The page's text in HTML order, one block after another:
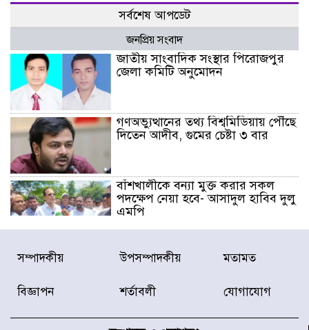
সর্বশেষ আপডেট
জনপ্রিয় সংবাদ
জাতীয় সাংবাদিক সংস্থার পিরোজপুর
জেলা কমিটি অনুমোদন
গণঅভ্যুত্থানের তথ্য বিশ্বমিডিয়ায় পৌঁছে
দিতেন আদীব, গুমের চেষ্টা ৩ বার
বাঁশখালীকে বন্যা মুক্ত করার সকল
পদক্ষেপ নেয়া হবে- আসাদুল হাবিব দুলু
এমপি
বিদ্যুৎ-জ্বালানি খাতে অস্থিরতা তৈরির
চেষ্টা করছে একটি চক্র : প্রধানমন্ত্রী
৫ আহত, চীনে বন্দর বন্ধ
সম্পাদকীয় উপসম্পাদকীয় মতামত
বিজ্ঞাপন শর্তাবলী যোগাযোগ